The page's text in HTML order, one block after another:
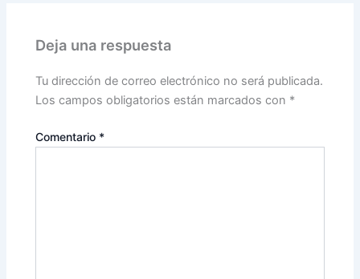
Deja una respuesta
Tu dirección de correo electrónico no será publicada.
Los campos obligatorios están marcados con *
Comentario *